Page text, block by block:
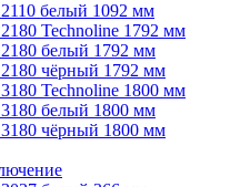
белый 1092 мм
Technoline 1792 мм
белый 1792 мм
чёрный 1792 мм
Technoline 1800 мм
белый 1800 мм
чёрный 1800 мм